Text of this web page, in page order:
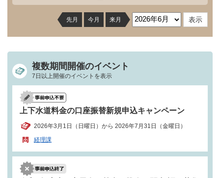
先月 今月 来月
複数期間開催のイベント
7日以上開催のイベントを表示
上下水道料金の口座振替新規申込キャンペーン
2026年3月1日（日曜日）から 2026年7月31日（金曜日）
経理課